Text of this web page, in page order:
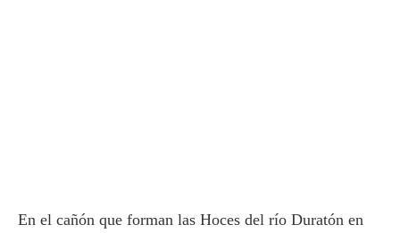
En el cañón que forman las Hoces del río Duratón en